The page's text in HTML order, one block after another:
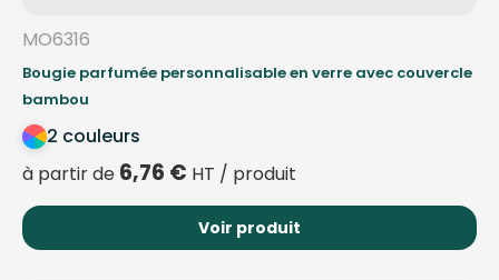
MO6316
Bougie parfumée personnalisable en verre avec couvercle
bambou
2 couleurs
à partir de 6,76 € HT / produit
Voir produit